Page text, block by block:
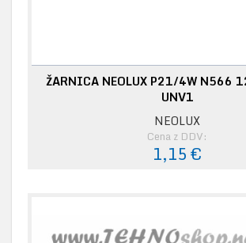
ŽARNICA NEOLUX P21/4W N566
UNV1
NEOLUX
Cena z DDV:
1,15 €